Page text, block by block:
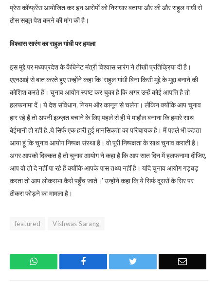
प्रेस कॉन्फ्रेंस आयोजित कर इन आरोपों को निराधार बताया और की और राहुल गांधी से
ठोस सबूत पेश करने की मांग की है।
विश्वास सारंग का राहुल गांधी पर हमला
इस मुद्दे पर मध्यप्रदेश के कैबिनेट मंत्री विश्वास सारंग ने तीखी प्रतिक्रिया दी है।
एएनआई से बात करते हुए उन्होंने कहा कि ‘राहुल गांधी बिना किसी मुद्दे के मुद्दा बनाने की
कोशिश करते हैं। चुनाव आयोग स्पष्ट कर चुका है कि अगर उन्हें कोई आपत्ति है तो
हलफनामा दें। ये देश संविधान, नियम और कानून से चलेगा। लेकिन क्योंकि आप चुनाव
हार रहे हैं तो अपनी इज़्ज़त बचाने के लिए पहले से ही ये माहौल बनाना कि हमारे साथ
बेईमानी हो रही है..ये सिर्फ एक हारी हुई मानसिकता का परिचायक है। मैं पहले भी कहता
आया हूं कि चुनाव आयोग निष्पक्ष संस्था है। वो पूरी निष्पक्षता के साथ चुनाव कराती है।
अगर आपको दिक्कत है तो चुनाव आयोग ने कहा है कि आप सात दिन में हलफनामा दीजिए,
आप वो तो दे नहीं पा रहे हैं क्योंकि आपके पास तथ्य नहीं है। यदि चुनाव आयोग गड़बड़
करता तो आप लोकसभा कैसे पहुँच जाते।’ उन्होंने कहा कि ये सिर्फ दूसरों के सिर पर
ठीकरा फोड़ने का मामला है।
featured Vishwas Sarang
WhatsApp Facebook Twitter Email